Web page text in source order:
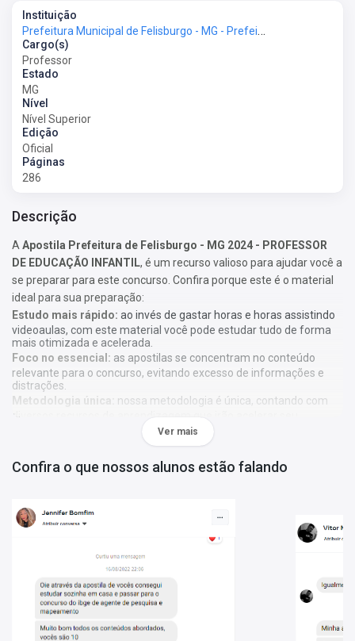
Instituição
Prefeitura Municipal de Felisburgo - MG - Prefeitura de Felisburgo - MG
Cargo(s)
Professor
Estado
MG
Nível
Nível Superior
Edição
Oficial
Páginas
286
Descrição
A Apostila Prefeitura de Felisburgo - MG 2024 - PROFESSOR
DE EDUCAÇÃO INFANTIL, é um recurso valioso para ajudar você a
se preparar para este concurso. Confira porque este é o material
ideal para sua preparação:
Estudo mais rápido: ao invés de gastar horas e horas assistindo
videoaulas, com este material você pode estudar tudo de forma
mais otimizada e acelerada.
Foco no essencial: as apostilas se concentram no conteúdo
relevante para o concurso, evitando excesso de informações e
distrações.
Metodologia única:
nossa metodologia é única, contando com
diversos recursos de aprendizagem que irão acelerar seu
aprendizado, gráficos, tabelas e destaques do que é mais
importante e conteúdo direto ao ponto.
AApostila Prefeitura de Felisburgo - MG 2024 - PROFESSOR
com larga experiência em concursos.
Apostila com todo o conteúdo teórico necessário para sua
Questões gabaritadas de acordo com o perfil da sua prova;
Tabelas, gráficos e outros recursos visuais para facilitar seu
aprendizado;
Bônus: curso online Básico para Concursos (abaixo mais
detalhes).
Ver mais
Confira o que nossos alunos estão falando